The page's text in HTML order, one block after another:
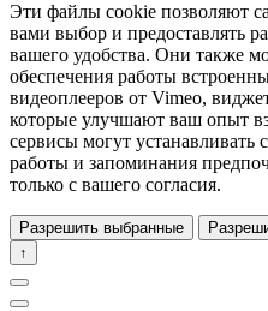
Эти файлы cookie позволяют
вами выбор и предоставлять
вашего удобства. Они также
обеспечения работы
видеоплееров от Vimeo,
которые улучшают ваш опыт
сервисы могут устанавливать
работы и запоминания
только с вашего согласия.
Разрешить выбранные
↑